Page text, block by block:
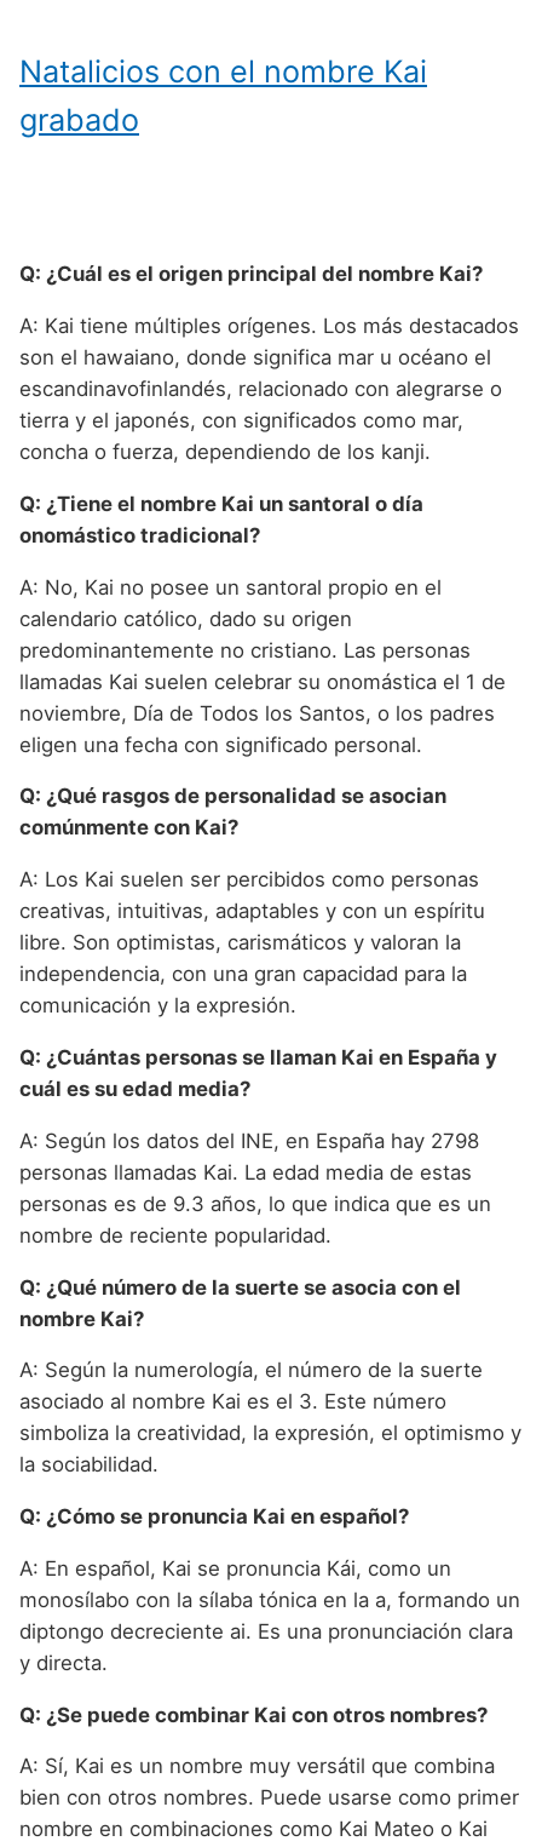
Natalicios con el nombre Kai
grabado
Q: ¿Cuál es el origen principal del nombre Kai?
A: Kai tiene múltiples orígenes. Los más destacados
son el hawaiano, donde significa mar u océano el
escandinavofinlandés, relacionado con alegrarse o
tierra y el japonés, con significados como mar,
concha o fuerza, dependiendo de los kanji.
Q: ¿Tiene el nombre Kai un santoral o día
onomástico tradicional?
A: No, Kai no posee un santoral propio en el
calendario católico, dado su origen
predominantemente no cristiano. Las personas
llamadas Kai suelen celebrar su onomástica el 1 de
noviembre, Día de Todos los Santos, o los padres
eligen una fecha con significado personal.
Q: ¿Qué rasgos de personalidad se asocian
comúnmente con Kai?
A: Los Kai suelen ser percibidos como personas
creativas, intuitivas, adaptables y con un espíritu
libre. Son optimistas, carismáticos y valoran la
independencia, con una gran capacidad para la
comunicación y la expresión.
Q: ¿Cuántas personas se llaman Kai en España y
cuál es su edad media?
A: Según los datos del INE, en España hay 2798
personas llamadas Kai. La edad media de estas
personas es de 9.3 años, lo que indica que es un
nombre de reciente popularidad.
Q: ¿Qué número de la suerte se asocia con el
nombre Kai?
A: Según la numerología, el número de la suerte
asociado al nombre Kai es el 3. Este número
simboliza la creatividad, la expresión, el optimismo y
la sociabilidad.
Q: ¿Cómo se pronuncia Kai en español?
A: En español, Kai se pronuncia Kái, como un
monosílabo con la sílaba tónica en la a, formando un
diptongo decreciente ai. Es una pronunciación clara
y directa.
Q: ¿Se puede combinar Kai con otros nombres?
A: Sí, Kai es un nombre muy versátil que combina
bien con otros nombres. Puede usarse como primer
nombre en combinaciones como Kai Mateo o Kai